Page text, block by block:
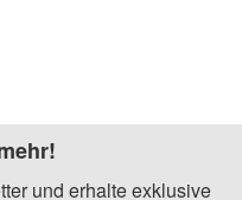
und erhalte exklusive